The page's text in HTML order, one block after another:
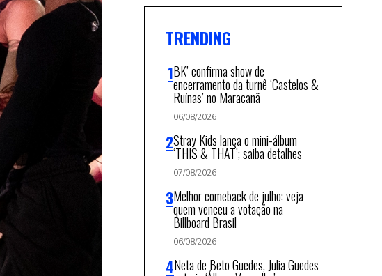
TRENDING
BK’ confirma show de
encerramento da turnê ‘Castelos &
Ruínas’ no Maracanã
06/08/2026
Stray Kids lança o mini-álbum
‘THIS & THAT’; saiba detalhes
07/08/2026
Melhor comeback de julho: veja
quem venceu a votação na
Billboard Brasil
06/08/2026
Neta de Beto Guedes, Julia Guedes